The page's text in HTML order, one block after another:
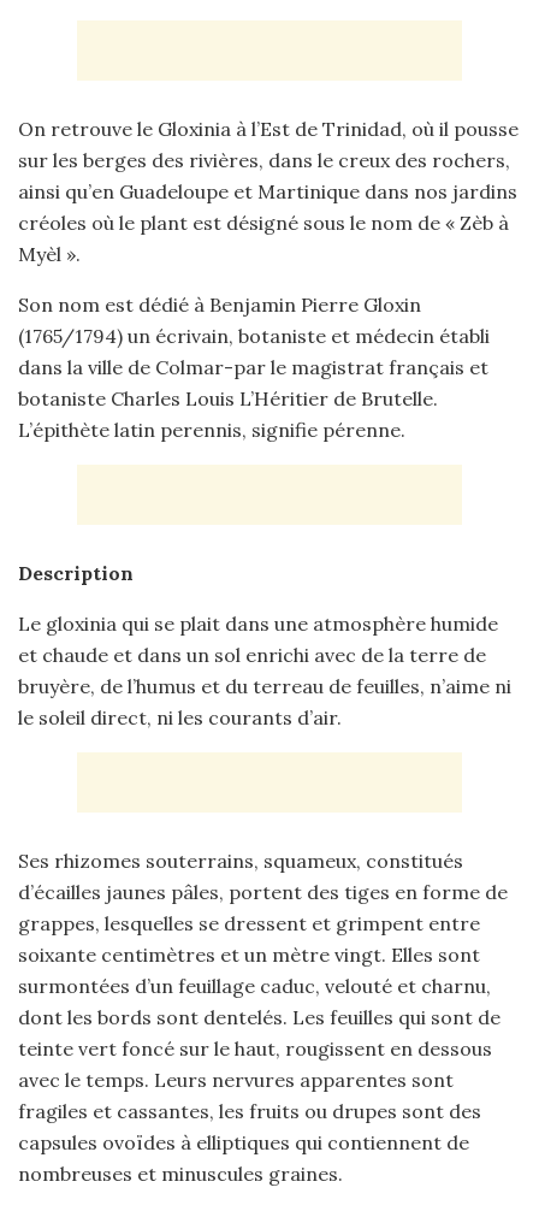
On retrouve le Gloxinia à l’Est de Trinidad, où il pousse
sur les berges des rivières, dans le creux des rochers,
ainsi qu’en Guadeloupe et Martinique dans nos jardins
créoles où le plant est désigné sous le nom de « Zèb à
Myèl ».
Son nom est dédié à Benjamin Pierre Gloxin
(1765/1794) un écrivain, botaniste et médecin établi
dans la ville de Colmar-par le magistrat français et
botaniste Charles Louis L’Héritier de Brutelle.
L’épithète latin perennis, signifie pérenne.
Description
Le gloxinia qui se plait dans une atmosphère humide
et chaude et dans un sol enrichi avec de la terre de
bruyère, de l’humus et du terreau de feuilles, n’aime ni
le soleil direct, ni les courants d’air.
Ses rhizomes souterrains, squameux, constitués
d’écailles jaunes pâles, portent des tiges en forme de
grappes, lesquelles se dressent et grimpent entre
soixante centimètres et un mètre vingt. Elles sont
surmontées d’un feuillage caduc, velouté et charnu,
dont les bords sont dentelés. Les feuilles qui sont de
teinte vert foncé sur le haut, rougissent en dessous
avec le temps. Leurs nervures apparentes sont
fragiles et cassantes, les fruits ou drupes sont des
capsules ovoïdes à elliptiques qui contiennent de
nombreuses et minuscules graines.